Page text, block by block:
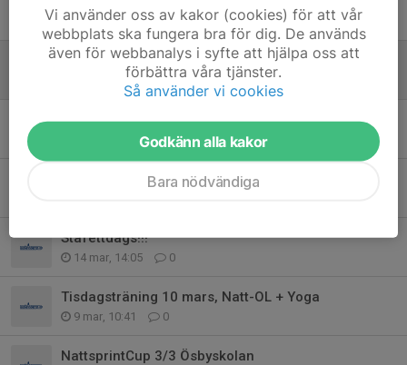
19 apr, 14:51 0
Jukola
18 apr, 22:25 0
Tisdagsträningarna drar igång
10 apr, 09:34 0
Funktionärer till vår tävling
Stafettdags!!!
14 mar, 14:05 0
Tisdagsträning 10 mars, Natt-OL + Yoga
9 mar, 10:41 0
NattsprintCup 3/3 Ösbyskolan
Vi använder oss av kakor (cookies) för att vår
webbplats ska fungera bra för dig. De används
även för webbanalys i syfte att hjälpa oss att
förbättra våra tjänster.
Så använder vi cookies
Godkänn alla kakor
Bara nödvändiga